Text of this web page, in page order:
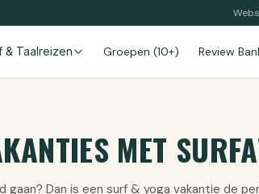
& Taalreizen Groepen (10+) Review
MET
gaan? Dan is een surf & yoga vakantie de